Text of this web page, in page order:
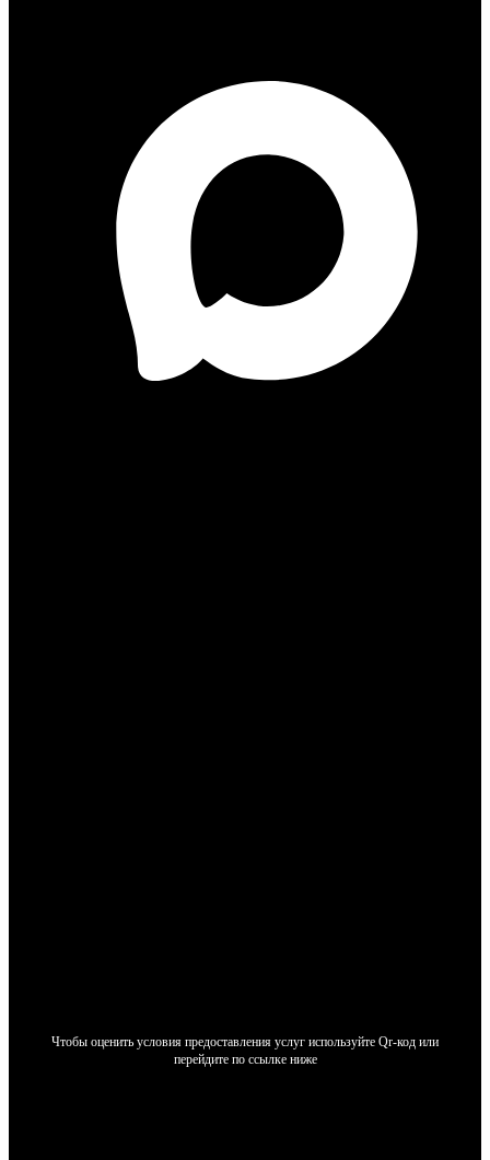
Чтобы оценить условия предоставления услуг используйте Qr-код или
перейдите по ссылке ниже